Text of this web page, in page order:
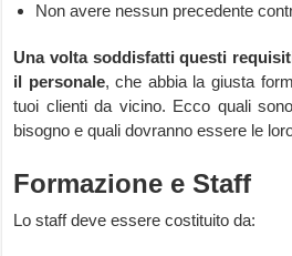
Non avere nessun precedente
Una volta soddisfatti questi
il personale, che abbia la giusta
tuoi clienti da vicino. Ecco quali
bisogno e quali dovranno essere le
Formazione e Staff
Lo staff deve essere costituito da: